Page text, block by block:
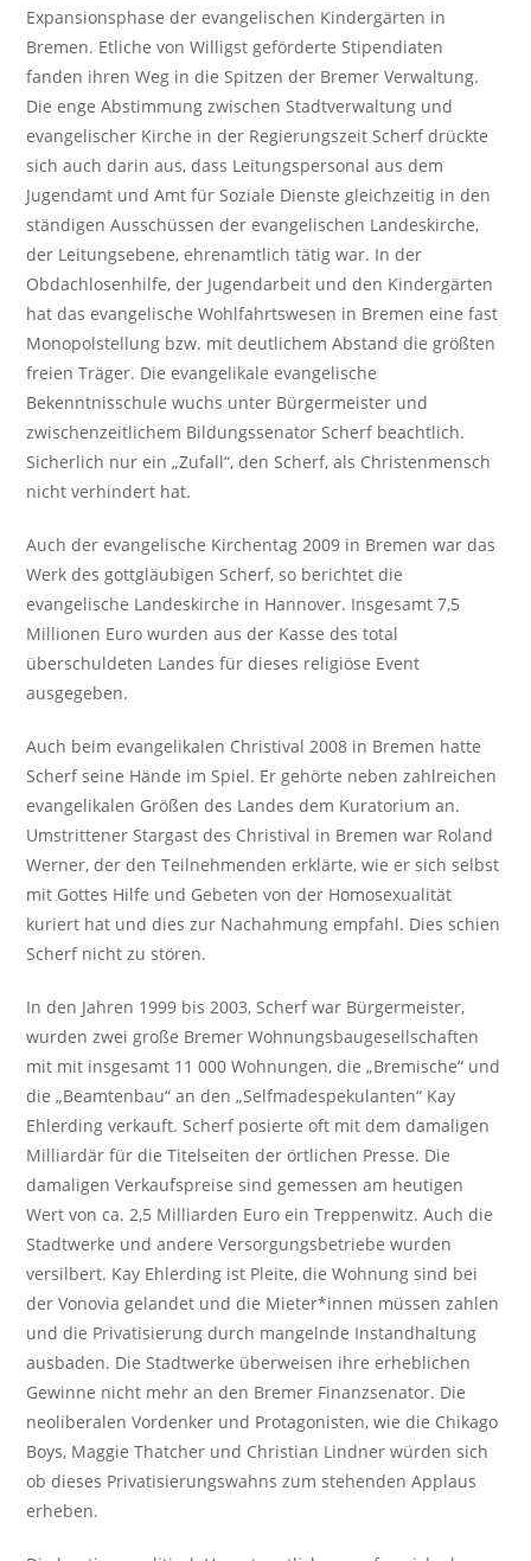
Expansionsphase der evangelischen Kindergärten in
Bremen. Etliche von Willigst geförderte Stipendiaten
fanden ihren Weg in die Spitzen der Bremer Verwaltung.
Die enge Abstimmung zwischen Stadtverwaltung und
evangelischer Kirche in der Regierungszeit Scherf drückte
sich auch darin aus, dass Leitungspersonal aus dem
Jugendamt und Amt für Soziale Dienste gleichzeitig in den
ständigen Ausschüssen der evangelischen Landeskirche,
der Leitungsebene, ehrenamtlich tätig war. In der
Obdachlosenhilfe, der Jugendarbeit und den Kindergärten
hat das evangelische Wohlfahrtswesen in Bremen eine fast
Monopolstellung bzw. mit deutlichem Abstand die größten
freien Träger. Die evangelikale evangelische
Bekenntnisschule wuchs unter Bürgermeister und
zwischenzeitlichem Bildungssenator Scherf beachtlich.
Sicherlich nur ein „Zufall“, den Scherf, als Christenmensch
nicht verhindert hat.
Auch der evangelische Kirchentag 2009 in Bremen war das
Werk des gottgläubigen Scherf, so berichtet die
evangelische Landeskirche in Hannover. Insgesamt 7,5
Millionen Euro wurden aus der Kasse des total
überschuldeten Landes für dieses religiöse Event
ausgegeben.
Auch beim evangelikalen Christival 2008 in Bremen hatte
Scherf seine Hände im Spiel. Er gehörte neben zahlreichen
evangelikalen Größen des Landes dem Kuratorium an.
Umstrittener Stargast des Christival in Bremen war Roland
Werner, der den Teilnehmenden erklärte, wie er sich selbst
mit Gottes Hilfe und Gebeten von der Homosexualität
kuriert hat und dies zur Nachahmung empfahl. Dies schien
Scherf nicht zu stören.
In den Jahren 1999 bis 2003, Scherf war Bürgermeister,
wurden zwei große Bremer Wohnungsbaugesellschaften
mit mit insgesamt 11 000 Wohnungen, die „Bremische“ und
die „Beamtenbau“ an den „Selfmadespekulanten“ Kay
Ehlerding verkauft. Scherf posierte oft mit dem damaligen
Milliardär für die Titelseiten der örtlichen Presse. Die
damaligen Verkaufspreise sind gemessen am heutigen
Wert von ca. 2,5 Milliarden Euro ein Treppenwitz. Auch die
Stadtwerke und andere Versorgungsbetriebe wurden
versilbert. Kay Ehlerding ist Pleite, die Wohnung sind bei
der Vonovia gelandet und die Mieter*innen müssen zahlen
und die Privatisierung durch mangelnde Instandhaltung
ausbaden. Die Stadtwerke überweisen ihre erheblichen
Gewinne nicht mehr an den Bremer Finanzsenator. Die
neoliberalen Vordenker und Protagonisten, wie die Chikago
Boys, Maggie Thatcher und Christian Lindner würden sich
ob dieses Privatisierungswahns zum stehenden Applaus
erheben.